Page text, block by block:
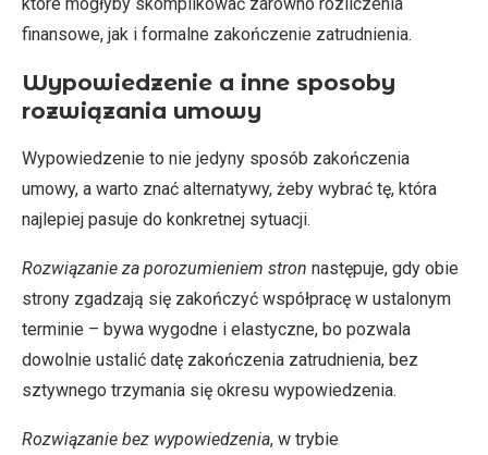
finansowe, jak i formalne zakończenie zatrudnienia.
Wypowiedzenie a inne sposoby
rozwiązania umowy
Wypowiedzenie to nie jedyny sposób zakończenia
umowy, a warto znać alternatywy, żeby wybrać tę, która
najlepiej pasuje do konkretnej sytuacji.
Rozwiązanie za porozumieniem stron następuje, gdy obie
strony zgadzają się zakończyć współpracę w ustalonym
terminie – bywa wygodne i elastyczne, bo pozwala
dowolnie ustalić datę zakończenia zatrudnienia, bez
sztywnego trzymania się okresu wypowiedzenia.
Rozwiązanie bez wypowiedzenia, w trybie